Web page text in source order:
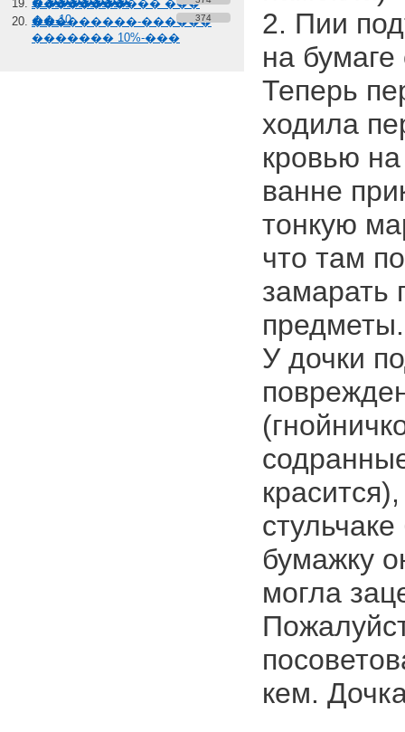
����������� ���
��-10
���������-������
������� 10%-���
374
2. Пии
на бумаге
Теперь
ходила
кровью
ванне
тонкую
что там
замарать
предметы.
У дочки
бумажку
могла
кем.